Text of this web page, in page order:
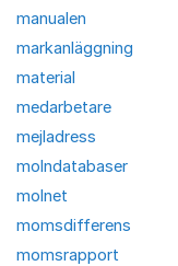
manualen
markanläggning
material
medarbetare
mejladress
molndatabaser
molnet
momsdifferens
momsrapport